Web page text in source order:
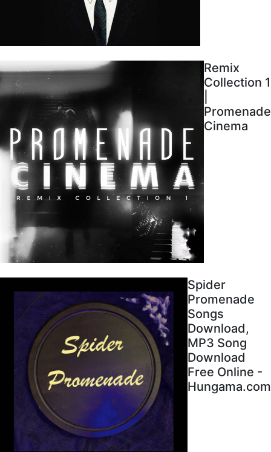
Remix
Collection 1
Promenade
Cinema
Spider
Promenade
Songs
Download,
MP3 Song
Download
Free Online -
Hungama.com